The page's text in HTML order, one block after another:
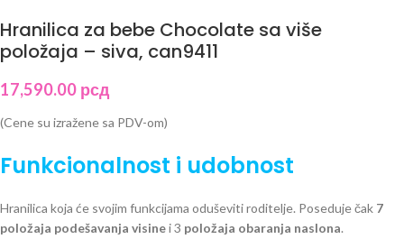
Hranilica za bebe Chocolate sa više
položaja – siva, can9411
17,590.00 рсд
(Cene su izražene sa PDV-om)
Funkcionalnost i udobnost
Hranilica koja će svojim funkcijama oduševiti roditelje. Poseduje čak 7
položaja podešavanja visinei 3 položaja obaranja naslona.